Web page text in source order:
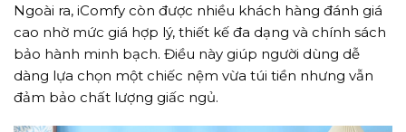
Ngoài ra, iComfy còn được nhiều khách hàng đánh giá
cao nhờ mức giá hợp lý, thiết kế đa dạng và chính sách
bảo hành minh bạch. Điều này giúp người dùng dễ
dàng lựa chọn một chiếc nệm vừa túi tiền nhưng vẫn
đảm bảo chất lượng giấc ngủ.